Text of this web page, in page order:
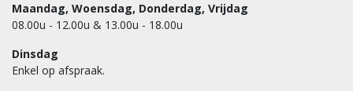
Maandag, Woensdag, Donderdag, Vrijdag
08.00u - 12.00u & 13.00u - 18.00u
Dinsdag
Enkel op afspraak.